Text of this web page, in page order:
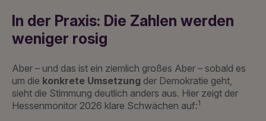
In der Praxis: Die Zahlen werden
weniger rosig
Aber – und das ist ein ziemlich großes Aber – sobald es
um die konkrete Umsetzung der Demokratie geht,
sieht die Stimmung deutlich anders aus. Hier zeigt der
Hessenmonitor 2026 klare Schwächen auf:1